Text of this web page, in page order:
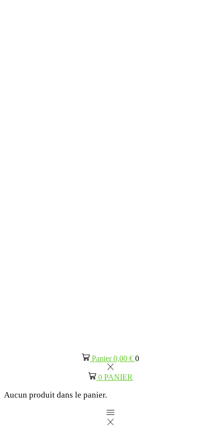
Panier0,00 € 0
0 PANIER
Aucun produit dans le panier.